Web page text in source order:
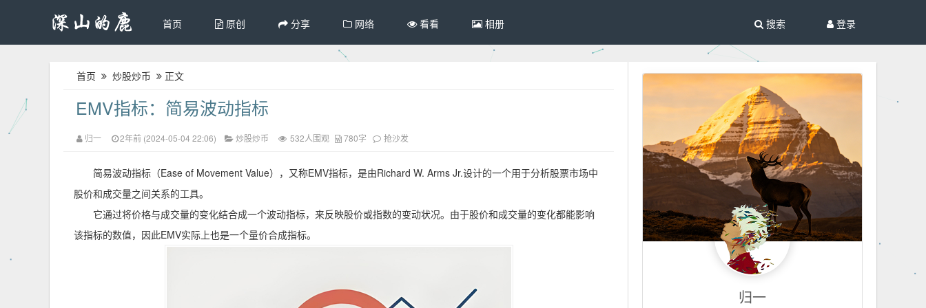
首页 原创 分享 网络 看看 相册 登录
搜索
首页 炒股炒币 正文
EMV指标：简易波动指标
归一 2年前 (2024-05-04 22:06) 炒股炒币 532人围观 780字 抢沙发
简易波动指标（Ease of Movement Value），又称EMV指标，是由Richard W. Arms Jr.设计的一个用于分析股票市场中
股价和成交量之间关系的工具。
它通过将价格与成交量的变化结合成一个波动指标，来反映股价或指数的变动状况。由于股价和成交量的变化都能影响
该指标的数值，因此EMV实际上也是一个量价合成指标。
归一